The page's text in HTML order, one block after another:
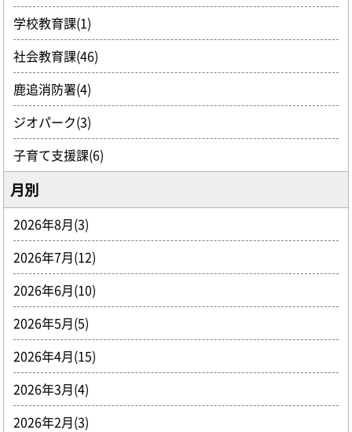
学校教育課(1)
社会教育課(46)
鹿追消防署(4)
ジオパーク(3)
子育て支援課(6)
月別
2026年8月(3)
2026年7月(12)
2026年6月(10)
2026年5月(5)
2026年4月(15)
2026年3月(4)
2026年2月(3)